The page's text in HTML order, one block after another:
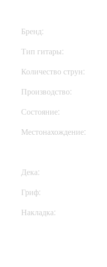
Бренд:
Тип гитары:
Количество струн:
Производство:
Состояние:
Местонахождение:
Дека:
Гриф:
Накладка: